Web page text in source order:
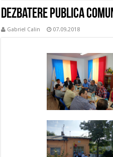
Dezbatere publica
Gabriel Calin 07.09.2018